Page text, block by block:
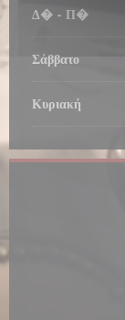
Δ� - Π�
Σάββατο
Κυριακή